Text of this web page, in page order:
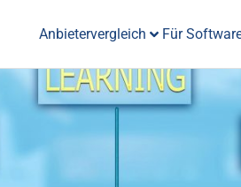
Anbietervergleich Für